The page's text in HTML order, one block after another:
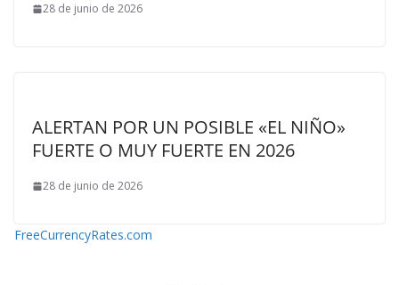
28 de junio de 2026
ALERTAN POR UN POSIBLE «EL NIÑO»
FUERTE O MUY FUERTE EN 2026
28 de junio de 2026
FreeCurrencyRates.com